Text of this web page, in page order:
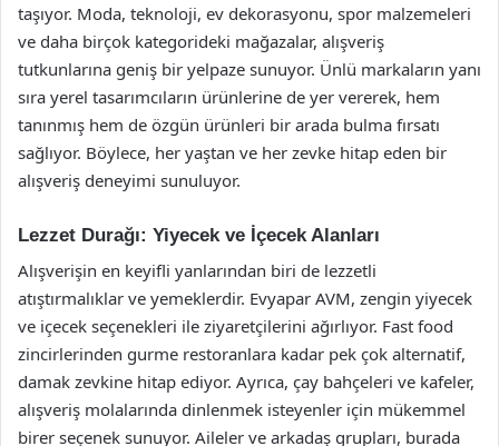
taşıyor. Moda, teknoloji, ev dekorasyonu, spor malzemeleri
ve daha birçok kategorideki mağazalar, alışveriş
tutkunlarına geniş bir yelpaze sunuyor. Ünlü markaların yanı
sıra yerel tasarımcıların ürünlerine de yer vererek, hem
tanınmış hem de özgün ürünleri bir arada bulma fırsatı
sağlıyor. Böylece, her yaştan ve her zevke hitap eden bir
alışveriş deneyimi sunuluyor.
Lezzet Durağı: Yiyecek ve İçecek Alanları
Alışverişin en keyifli yanlarından biri de lezzetli
atıştırmalıklar ve yemeklerdir. Evyapar AVM, zengin yiyecek
ve içecek seçenekleri ile ziyaretçilerini ağırlıyor. Fast food
zincirlerinden gurme restoranlara kadar pek çok alternatif,
damak zevkine hitap ediyor. Ayrıca, çay bahçeleri ve kafeler,
alışveriş molalarında dinlenmek isteyenler için mükemmel
birer seçenek sunuyor. Aileler ve arkadaş grupları, burada